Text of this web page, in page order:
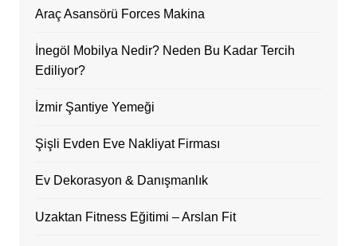
Araç Asansörü Forces Makina
İnegöl Mobilya Nedir? Neden Bu Kadar Tercih
Ediliyor?
İzmir Şantiye Yemeği
Şişli Evden Eve Nakliyat Firması
Ev Dekorasyon & Danışmanlık
Uzaktan Fitness Eğitimi – Arslan Fit